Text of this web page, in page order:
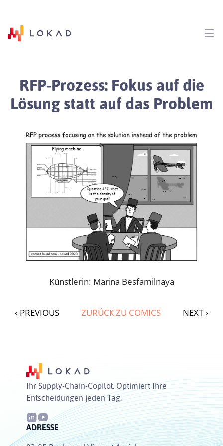
RFP-Prozess: Fokus auf die
Lösung statt auf das Problem
Künstlerin: Marina Besfamilnaya
‹ PREVIOUS ZURÜCK ZU COMICS NEXT ›
Ihr Supply-Chain-Copilot. Optimiert Ihre
Entscheidungen jeden Tag.
ADRESSE